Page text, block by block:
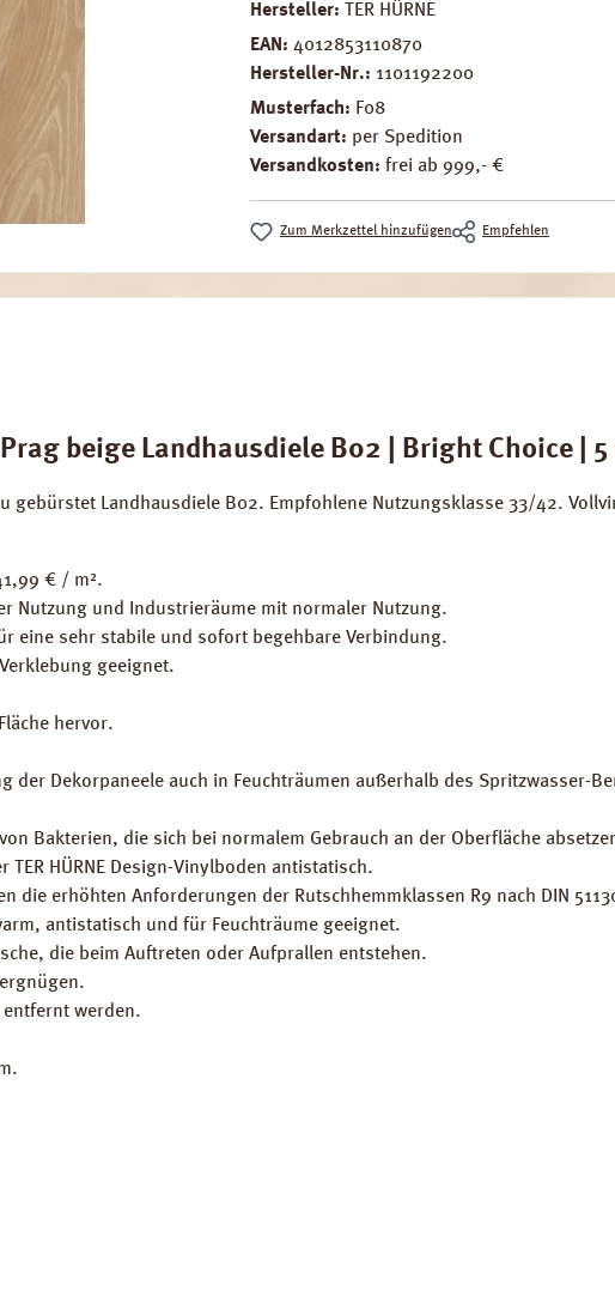
Hersteller:
TER HÜRNE
EAN: 4012853110870
Hersteller-Nr.: 1101192200
Musterfach: F08
Versandart: per Spedition
Versandkosten: frei ab 999,- €
Zum Merkzettel hinzufügen Empfehlen
beige Landhausdiele B02 | Bright Choice | 5
gebürstet Landhausdiele B02. Empfohlene Nutzungsklasse 33/42.
€ / m².
Nutzung und Industrieräume mit normaler Nutzung.
eine sehr stabile und sofort begehbare Verbindung.
geeignet.
hervor.
Dekorpaneele auch in Feuchträumen außerhalb des Spritzwasser-
Bakterien, die sich bei normalem Gebrauch an der Oberfläche
HÜRNE Design-Vinylboden antistatisch.
erhöhten Anforderungen der Rutschhemmklassen R9 nach DIN
antistatisch und für Feuchträume geeignet.
die beim Auftreten oder Aufprallen entstehen.
werden.